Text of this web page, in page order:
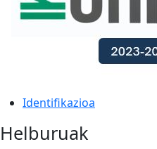
Identifikazioa
Helburuak